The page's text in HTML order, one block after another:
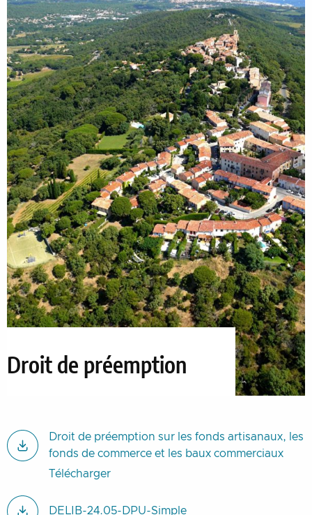
Droit de préemption
Droit de préemption sur les fonds artisanaux, les
fonds de commerce et les baux commerciaux
Télécharger
DELIB-24.05-DPU-Simple